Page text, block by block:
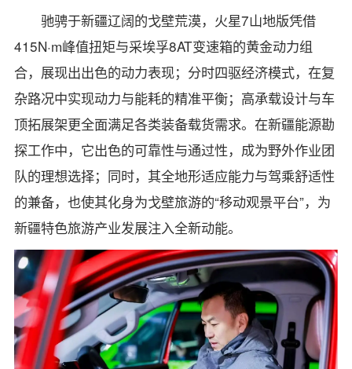
驰骋于新疆辽阔的戈壁荒漠，火星7山地版凭借
415N·m峰值扭矩与采埃孚8AT变速箱的黄金动力组
合，展现出出色的动力表现；分时四驱经济模式，在复
杂路况中实现动力与能耗的精准平衡；高承载设计与车
顶拓展架更全面满足各类装备载货需求。在新疆能源勘
探工作中，它出色的可靠性与通过性，成为野外作业团
队的理想选择；同时，其全地形适应能力与驾乘舒适性
的兼备，也使其化身为戈壁旅游的“移动观景平台”，为
新疆特色旅游产业发展注入全新动能。